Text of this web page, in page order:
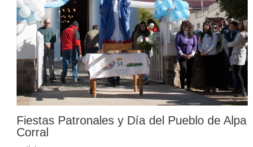
Fiestas Patronales y Día del Pueblo de Alpa
Corral